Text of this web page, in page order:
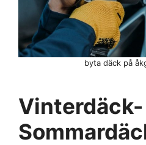
byta däck på
Vinterdäck-